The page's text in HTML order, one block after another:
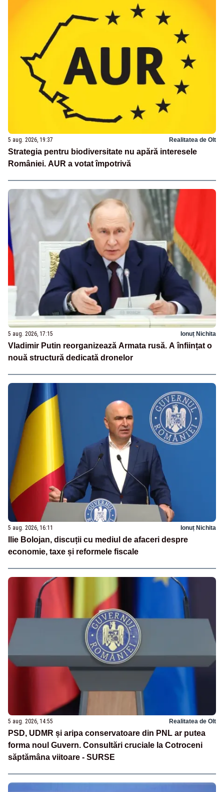
5 aug. 2026, 19:37 Realitatea de Olt
Strategia pentru biodiversitate nu apără interesele
României. AUR a votat împotrivă
5 aug. 2026, 17:15 Ionuț Nichita
Vladimir Putin reorganizează Armata rusă. A înființat o
nouă structură dedicată dronelor
5 aug. 2026, 16:11 Ionuț Nichita
Ilie Bolojan, discuții cu mediul de afaceri despre
economie, taxe și reformele fiscale
5 aug. 2026, 14:55 Realitatea de Olt
PSD, UDMR și aripa conservatoare din PNL ar putea
forma noul Guvern. Consultări cruciale la Cotroceni
săptămâna viitoare - SURSE